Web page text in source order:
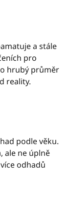
a stále
pro
hrubý průměr
reality.
podle věku.
ale ne úplně
odhadů